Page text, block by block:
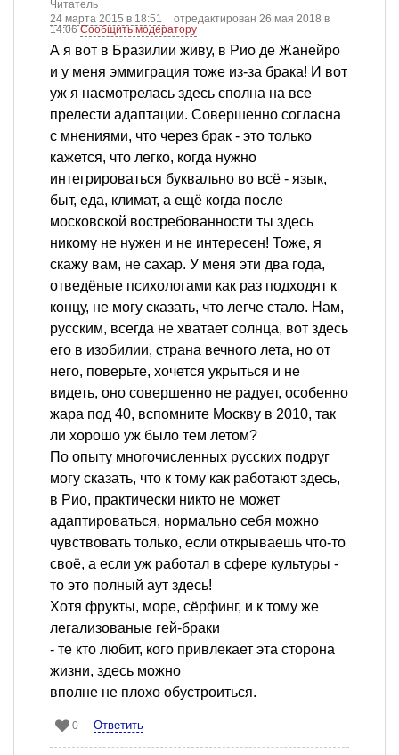
Читатель
24 марта 2015 в 18:51
отредактирован 26 мая 2018 в
14:06Сообщить модератору
А я вот в Бразилии живу, в Рио де Жанейро
и у меня эммиграция тоже из-за брака! И вот
уж я насмотрелась здесь сполна на все
прелести адаптации. Совершенно согласна
с мнениями, что через брак - это только
кажется, что легко, когда нужно
интегрироваться буквально во всё - язык,
быт, еда, климат, а ещё когда после
московской востребованности ты здесь
никому не нужен и не интересен! Тоже, я
скажу вам, не сахар. У меня эти два года,
отведёные психологами как раз подходят к
концу, не могу сказать, что легче стало. Нам,
русским, всегда не хватает солнца, вот здесь
его в изобилии, страна вечного лета, но от
него, поверьте, хочется укрыться и не
видеть, оно совершенно не радует, особенно
жара под 40, вспомните Москву в 2010, так
ли хорошо уж было тем летом?
По опыту многочисленных русских подруг
могу сказать, что к тому как работают здесь,
в Рио, практически никто не может
адаптироваться, нормально себя можно
чувствовать только, если открываешь что-то
своё, а если уж работал в сфере культуры -
то это полный аут здесь!
Хотя фрукты, море, сёрфинг, и к тому же
легализованые гей-браки
- те кто любит, кого привлекает эта сторона
жизни, здесь можно
вполне не плохо обустроиться.
0 Ответить